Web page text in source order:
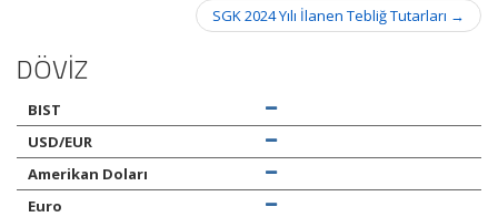
SGK 2024 Yılı İlanen Tebliğ Tutarları →
DÖVİZ
BIST
USD/EUR
Amerikan Doları
Euro